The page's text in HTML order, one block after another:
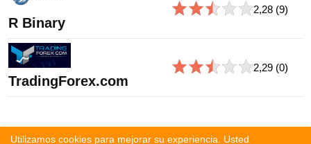
Utilizamos cookies para mejorar su experiencia. Usted
R Binary
2,28 (9)
TradingForex.com
2,29 (0)
Contáctenos: ratings@ihodl.com